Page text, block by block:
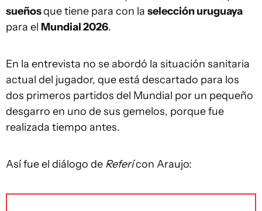
sueñosque tiene para con la selección uruguaya
para el Mundial 2026.
En la entrevista no se abordó la situación sanitaria
actual del jugador, que está descartado para los
dos primeros partidos del Mundial por un pequeño
desgarro en uno de sus gemelos, porque fue
realizada tiempo antes.
Así fue el diálogo de Referícon Araujo: